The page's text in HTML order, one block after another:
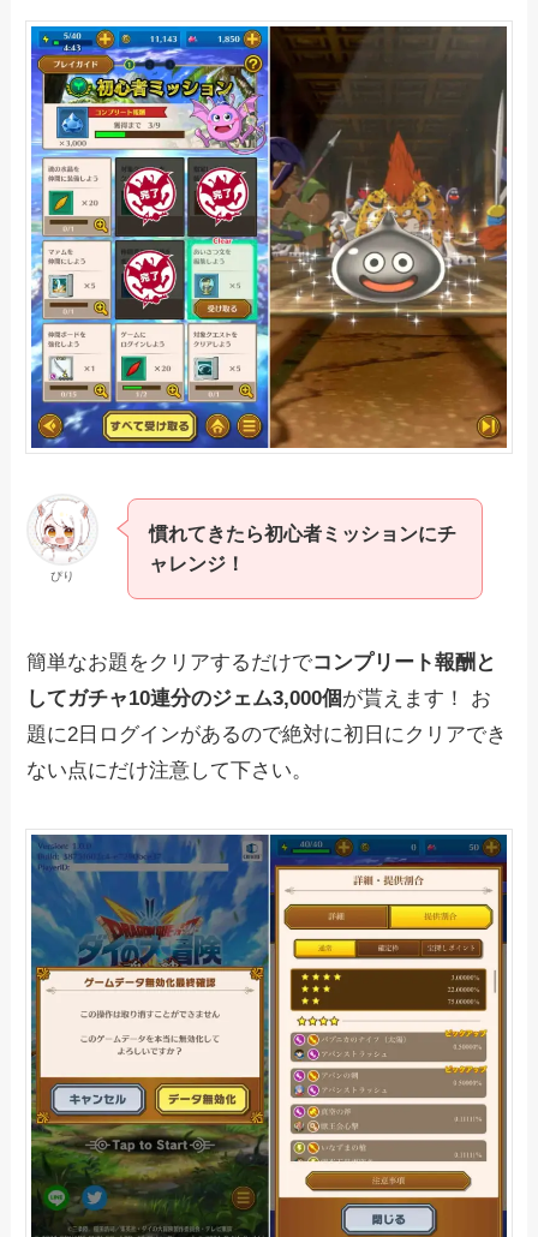
ぴり
慣れてきたら初心者ミッションにチ
ャレンジ！
簡単なお題をクリアするだけでコンプリート報酬と
してガチャ10連分のジェム3,000個が貰えます！ お
題に2日ログインがあるので絶対に初日にクリアでき
ない点にだけ注意して下さい。